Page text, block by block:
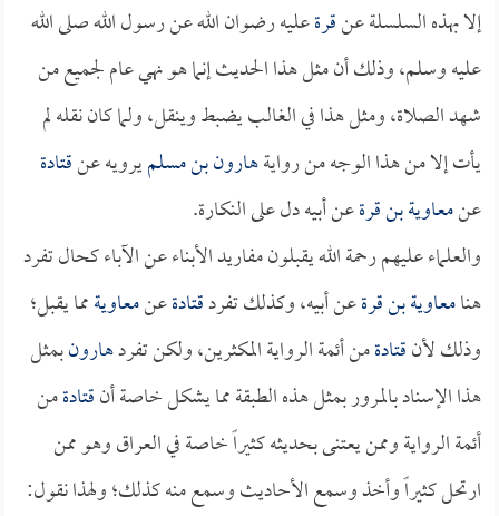
إلا بهذه السلسلة عنقرةعليه رضوان الله عن رسول الله صلى الله
عليه وسلم، وذلك أن مثل هذا الحديث إنما هو نهي عام لجميع من
شهد الصلاة، ومثل هذا في الغالب يضبط وينقل، ولما كان نقله لم
يأت إلا من هذا الوجه من روايةهارون بن مسلميرويه عنقتادة
عنمعاوية بن قرةعن أبيه دل على النكارة.
والعلماء عليهم رحمة الله يقبلون مفاريد الأبناء عن الآباء كحال تفرد
هنامعاوية بن قرةعن أبيه، وكذلك تفردقتادةعنمعاويةمما يقبل؛
وذلك لأنقتادةمن أئمة الرواية المكثرين، ولكن تفردهارونبمثل
هذا الإسناد بالمرور بمثل هذه الطبقة مما يشكل خاصة أنقتادةمن
أئمة الرواية وممن يعتنى بحديثه كثيراً خاصة في العراق وهو ممن
ارتحل كثيراً وأخذ وسمع الأحاديث وسمع منه كذلك؛ ولهذا نقول: